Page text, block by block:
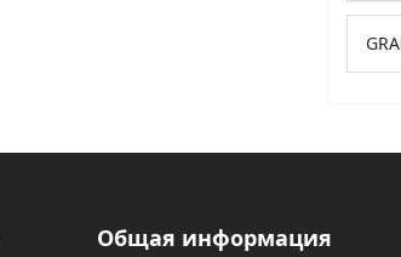
Общая информация